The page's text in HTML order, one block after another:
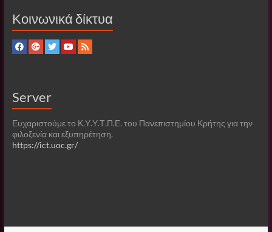
Κοινωνικά δίκτυα
Server
Ευχαριστούμε το Κ.Υ.Υ.Τ.Π.Ε. του Πανεπιστημίου Κρήτης για την
φιλοξενία και εξυπηρέτηση.
https://ict.uoc.gr/